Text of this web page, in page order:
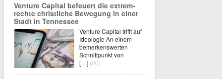
Venture Capital befeuert die extrem-
rechte christliche Bewegung in einer
Stadt in Tennessee
Venture Capital trifft auf
Ideologie An einem
bemerkenswerten
Schnittpunkt von
[…] (00)